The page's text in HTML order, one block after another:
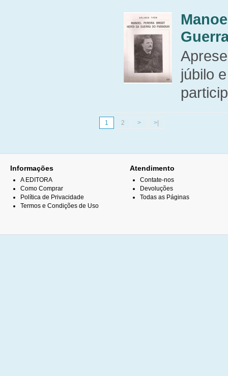
júbilo
1 2 > >|
Informações
A EDITORA
Como Comprar
Política de Privacidade
Termos e Condições de Uso
Atendimento
Contate-nos
Devoluções
Todas as Páginas